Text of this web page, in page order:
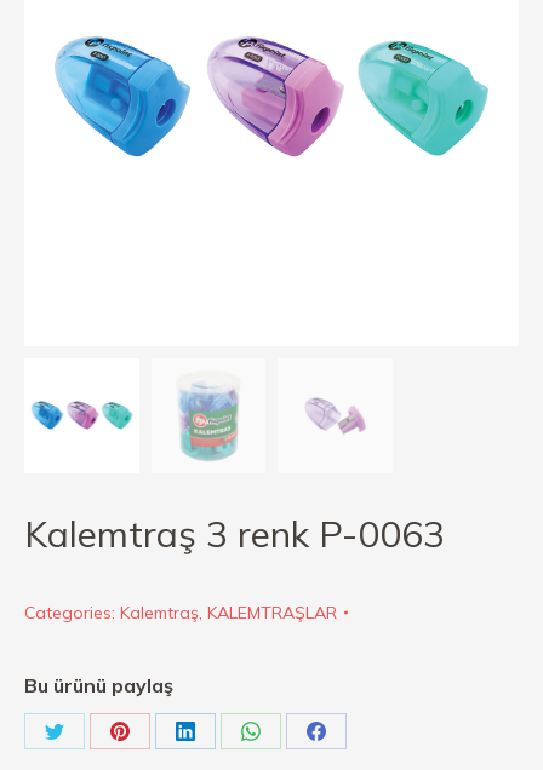
Kalemtraş 3 renk P-0063
Categories: Kalemtraş KALEMTRAŞLAR
Bu ürünü paylaş